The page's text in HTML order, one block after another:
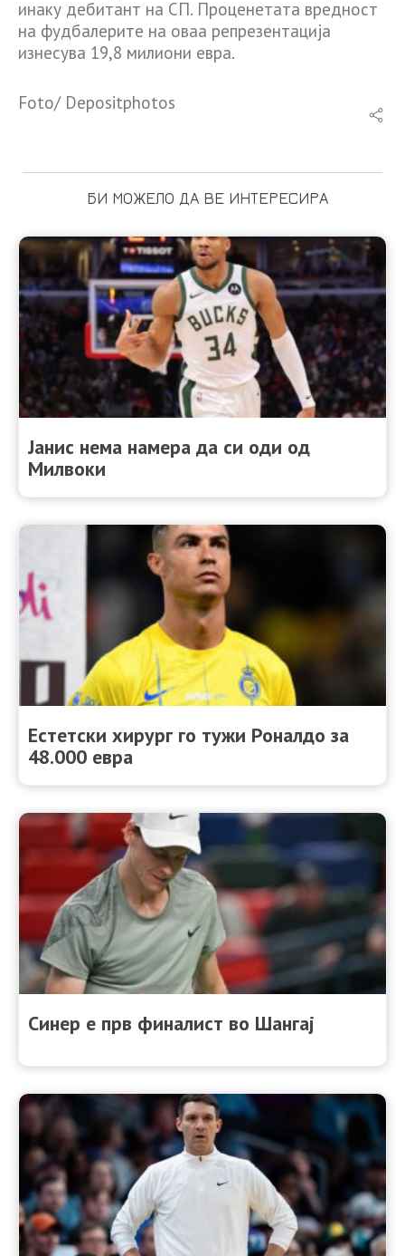
инаку дебитант на СП. Проценетата вредност
на фудбалерите на оваа репрезентација
изнесува 19,8 милиони евра.
Foto/ Depositphotos
БИ МОЖЕЛО ДА ВЕ ИНТЕРЕСИРА
Јанис нема намера да си оди од
Милвоки
Естетски хирург го тужи Роналдо за
48.000 евра
Синер e прв финалист во Шангај